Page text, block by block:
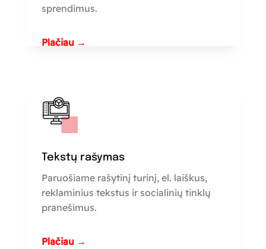
sprendimus.
Plačiau →
Tekstų rašymas
Paruošiame rašytinį turinį, el. laiškus,
reklaminius tekstus ir socialinių tinklų
pranešimus.
Plačiau →